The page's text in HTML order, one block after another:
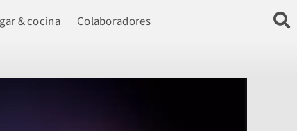
& cocina Colaboradores